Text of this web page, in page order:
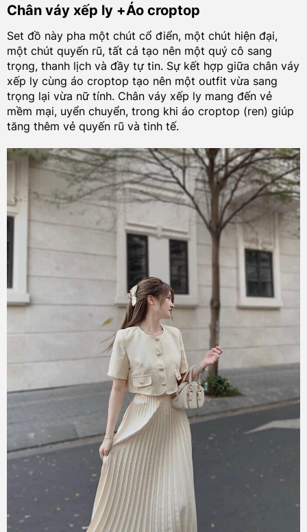
Chân váy xếp ly +Áo croptop
Set đồ này pha một chút cổ điển, một chút hiện đại,
một chút quyến rũ, tất cả tạo nên một quý cô sang
trọng, thanh lịch và đầy tự tin. Sự kết hợp giữa chân váy
xếp ly cùng áo croptop tạo nên một outfit vừa sang
trọng lại vừa nữ tính. Chân váy xếp ly mang đến vẻ
mềm mại, uyển chuyển, trong khi áo croptop (ren) giúp
tăng thêm vẻ quyến rũ và tinh tế.